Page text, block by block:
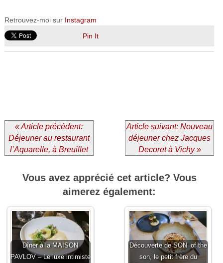
Retrouvez-moi sur Instagram
Pin It
« Article précédent:
Déjeuner au restaurant
l’Aquarelle, à Breuillet
Article suivant: Nouveau
déjeuner chez Jacques
Decoret à Vichy »
Vous avez apprécié cet article? Vous
aimerez également:
Dîner à la MAISON
PAVLOV – Le luxe intimiste
Découverte de SON’ of the
son, le petit frère du